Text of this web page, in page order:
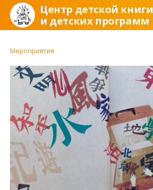
Центр детской книги
и детских программ
Мероприятия